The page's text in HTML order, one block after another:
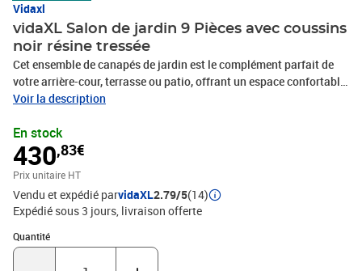
Vidaxl
vidaXL Salon de jardin 9 Pièces avec coussins
noir résine tressée
Cet ensemble de canapés de jardin est le complément parfait de
votre arrière-cour, terrasse ou patio, offrant un espace confortable
et accueillant pour discuter avec la famille et les amis ou
la résine tressée, également connue sous le nom de poly rotin, est
un matériau synthétique solide et nécessitant peu d'entretien qui
ressemble au rotin naturel. Il est léger, facile à nettoyer et
couramment utilisé pour les meubles d'extérieur en raison de sa
durabilité et de ses propriétés de résistance aux
intempéries.Dessus en verre : le dessus de la table d'extérieur est
fabriqué en verre trempé solide et durable, ce qui le rend facile à
nettoyer avec un chiffon humide et ajoute une touche d'élégance à
Voir la description
En stock
430,83€
Prix unitaire HT
Vendu et expédié parvidaXL2.79/5(14)
Expédié sous 3 jours livraison offerte
Quantité
Quantité : 1